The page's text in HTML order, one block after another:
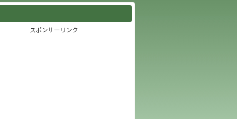
スポンサーリンク